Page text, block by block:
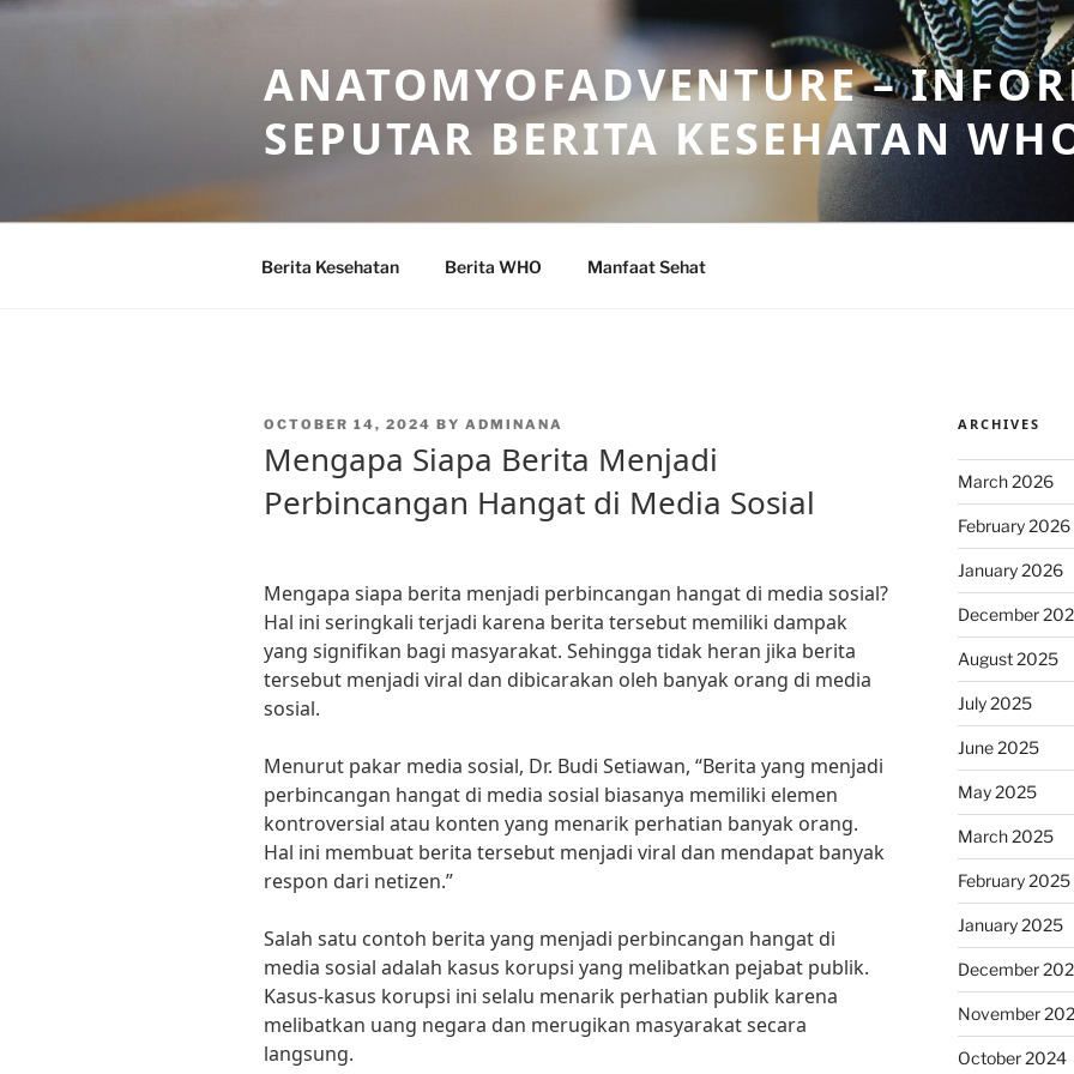
Skip
ANATOMYOFADVENTURE –
SEPUTAR BERITA KESEHATAN
Berita Kesehatan Berita WHO Manfaat Sehat
POSTED
OCTOBER 14, 2024 BY ADMINANA
Mengapa Siapa Berita Menjadi
Perbincangan Hangat di Media Sosial
Mengapa siapa berita menjadi perbincangan hangat di media sosial?
Hal ini seringkali terjadi karena berita tersebut memiliki dampak
yang signifikan bagi masyarakat. Sehingga tidak heran jika berita
tersebut menjadi viral dan dibicarakan oleh banyak orang di media
sosial.
Menurut pakar media sosial, Dr. Budi Setiawan, “Berita yang menjadi
perbincangan hangat di media sosial biasanya memiliki elemen
kontroversial atau konten yang menarik perhatian banyak orang.
Hal ini membuat berita tersebut menjadi viral dan mendapat banyak
respon dari netizen.”
Salah satu contoh berita yang menjadi perbincangan hangat di
media sosial adalah kasus korupsi yang melibatkan pejabat publik.
Kasus-kasus korupsi ini selalu menarik perhatian publik karena
melibatkan uang negara dan merugikan masyarakat secara
langsung.
ARCHIVES
March 2026
February 2026
January 2026
December
August 2025
July 2025
June 2025
May 2025
March 2025
February 2025
January 2025
December
November
October 2024